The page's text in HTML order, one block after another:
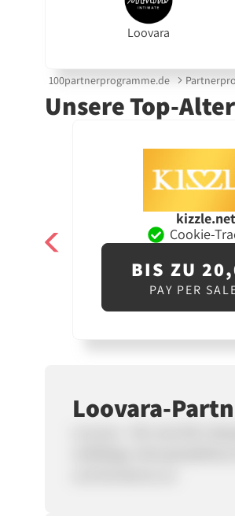
Loovara
100partnerprogramme.de
Unsere Top-
kizzle.net
Cookie-
BIS ZU
PAY PER
Loovara-